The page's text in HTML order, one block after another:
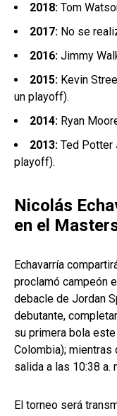
2018: Tom
2017: No se
2016: Jimmy
2015: Kevin
un playoff).
2014: Ryan
2013: Ted Potter
playoff).
Nicolás
en el
Echavarría
proclamó campeón
debacle de Jordan
debutante,
su primera bola
Colombia); mientras
salida a las 10:38 a.
El torneo será